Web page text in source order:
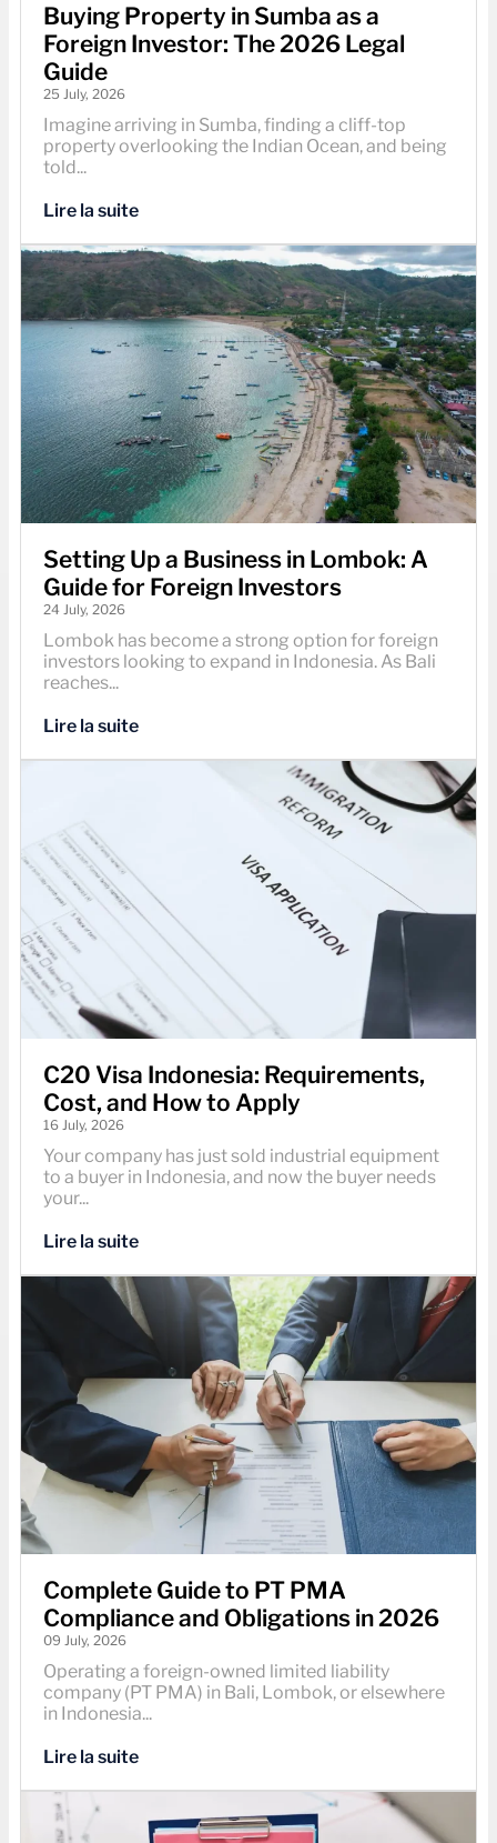
Buying Property in Sumba as a
Foreign Investor: The 2026 Legal
Guide
25 July, 2026
Imagine arriving in Sumba, finding a cliff-top
property overlooking the Indian Ocean, and being
told...
Lire la suite
Setting Up a Business in Lombok: A
Guide for Foreign Investors
24 July, 2026
Lombok has become a strong option for foreign
investors looking to expand in Indonesia. As Bali
reaches...
Lire la suite
C20 Visa Indonesia: Requirements,
Cost, and How to Apply
16 July, 2026
Your company has just sold industrial equipment
to a buyer in Indonesia, and now the buyer needs
your...
Lire la suite
Complete Guide to PT PMA
Compliance and Obligations in 2026
09 July, 2026
Operating a foreign-owned limited liability
company (PT PMA) in Bali, Lombok, or elsewhere
in Indonesia...
Lire la suite